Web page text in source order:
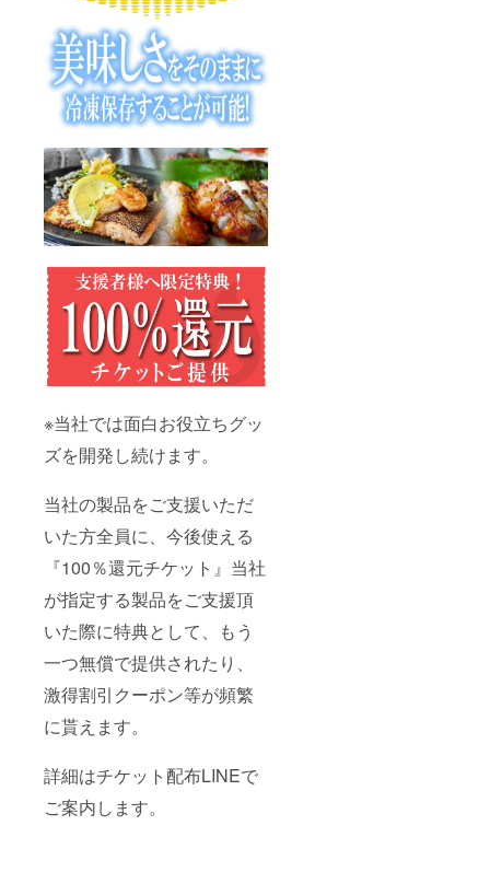
※当社では面白お役立ちグッ
ズを開発し続けます。
当社の製品をご支援いただ
いた方全員に、今後使える
『100％還元チケット』当社
が指定する製品をご支援頂
いた際に特典として、もう
一つ無償で提供されたり、
激得割引クーポン等が頻繁
に貰えます。
詳細はチケット配布LINEで
ご案内します。